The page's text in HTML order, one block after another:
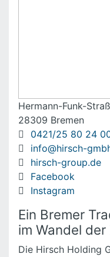
Hermann-Funk-
28309 Bremen
0421/25 80 24
info@hirsch-
hirsch-group.de
Facebook
Instagram
Ein Bremer
im Wandel der
Die Hirsch Holding